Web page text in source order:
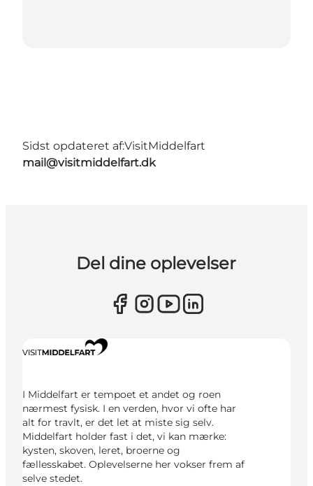
Sidst opdateret af:VisitMiddelfart
mail@visitmiddelfart.dk
Del dine oplevelser
I Middelfart er tempoet et andet og roen
nærmest fysisk. I en verden, hvor vi ofte har
alt for travlt, er det let at miste sig selv.
Middelfart holder fast i det, vi kan mærke:
kysten, skoven, leret, broerne og
fællesskabet. Oplevelserne her vokser frem af
selve stedet.